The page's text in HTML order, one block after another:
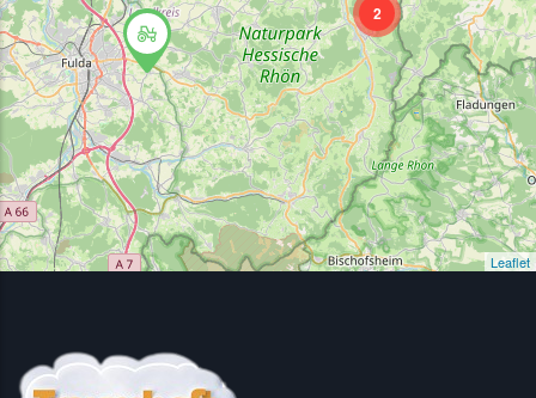
2
Leaflet